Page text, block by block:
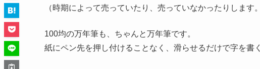
（時期によって売っていたり、売っていなかったりします。
100均の万年筆も、ちゃんと万年筆です。
紙にペン先を押し付けることなく、滑らせるだけで字を書